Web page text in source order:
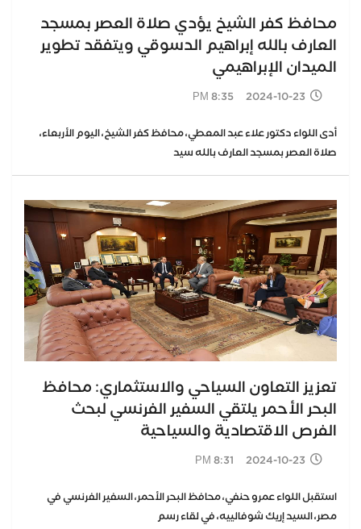
محافظ كفر الشيخ يؤدي صلاة العصر بمسجد
العارف بالله إبراهيم الدسوقي ويتفقد تطوير
الميدان الإبراهيمي
2024-10-23 8:35 PM
أدى اللواء دكتور علاء عبد المعطي، محافظ كفر الشيخ، اليوم الأربعاء،
صلاة العصر بمسجد العارف بالله سيد
تعزيز التعاون السياحي والاستثماري: محافظ
البحر الأحمر يلتقي السفير الفرنسي لبحث
الفرص الاقتصادية والسياحية
2024-10-23 8:31 PM
استقبل اللواء عمرو حنفي، محافظ البحر الأحمر، السفير الفرنسي في
مصر، السيد إريك شوفالييه، في لقاء رسم